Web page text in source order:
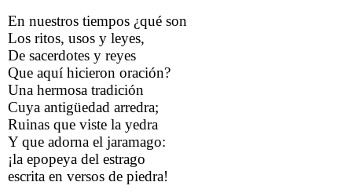
En nuestros tiempos ¿qué son
Los ritos, usos y leyes,
De sacerdotes y reyes
Que aquí hicieron oración?
Una hermosa tradición
Cuya antigüedad arredra;
Ruinas que viste la yedra
Y que adorna el jaramago:
¡la epopeya del estrago
escrita en versos de piedra!